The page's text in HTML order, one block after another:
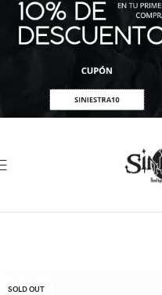
SOLD OUT